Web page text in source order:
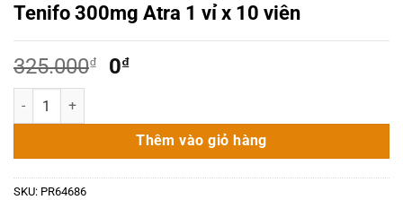
Tenifo 300mg Atra 1 vỉ x 10 viên
325.000₫
Giá
325.000₫.
0₫Giá
là:
0₫.
Tenifo 300mg Atra 1 vỉ x 10 viên số lượng
Thêm vào giỏ hàng
SKU: PR64686